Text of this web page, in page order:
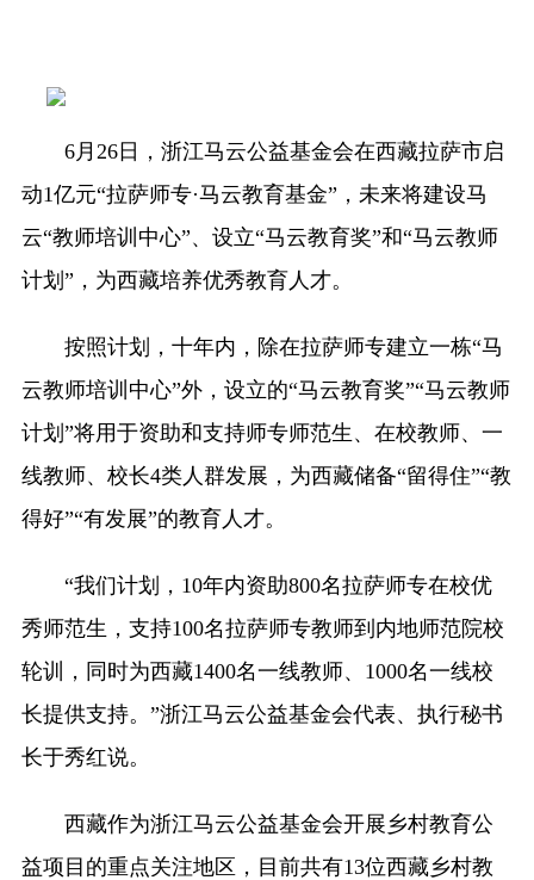
6月26日，浙江马云公益基金会在西藏拉萨市启
动1亿元“拉萨师专·马云教育基金”，未来将建设马
云“教师培训中心”、设立“马云教育奖”和“马云教师
计划”，为西藏培养优秀教育人才。
按照计划，十年内，除在拉萨师专建立一栋“马
云教师培训中心”外，设立的“马云教育奖”“马云教师
计划”将用于资助和支持师专师范生、在校教师、一
线教师、校长4类人群发展，为西藏储备“留得住”“教
得好”“有发展”的教育人才。
“我们计划，10年内资助800名拉萨师专在校优
秀师范生，支持100名拉萨师专教师到内地师范院校
轮训，同时为西藏1400名一线教师、1000名一线校
长提供支持。”浙江马云公益基金会代表、执行秘书
长于秀红说。
西藏作为浙江马云公益基金会开展乡村教育公
益项目的重点关注地区，目前共有13位西藏乡村教